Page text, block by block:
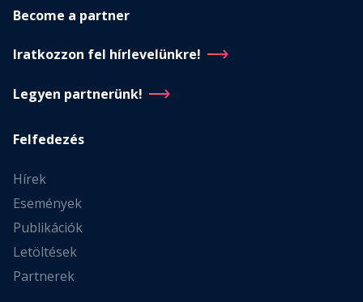
Become a partner
Iratkozzon fel hírlevelünkre!
Legyen partnerünk!
Felfedezés
Hírek
Események
Publikációk
Letöltések
Partnerek